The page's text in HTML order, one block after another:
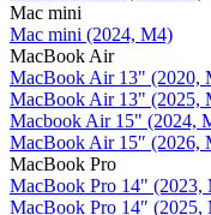
Mac mini
Mac mini (2024, M4)
MacBook Air
MacBook Air 13" (2020,
MacBook Air 13" (2025,
Macbook Air 15" (2024,
MacBook Air 15″ (2026,
MacBook Pro
MacBook Pro 14" (2023,
MacBook Pro 14″ (2025,